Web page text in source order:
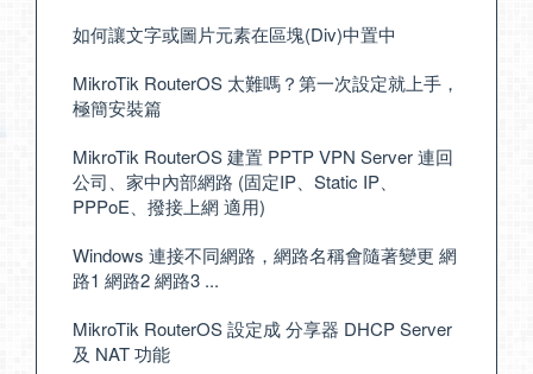
如何讓文字或圖片元素在區塊(Div)中置中
MikroTik RouterOS 太難嗎？第一次設定就上手，
極簡安裝篇
MikroTik RouterOS 建置 PPTP VPN Server 連回
公司、家中內部網路 (固定IP、Static IP、
PPPoE、撥接上網 適用)
Windows 連接不同網路，網路名稱會隨著變更 網
路1 網路2 網路3 ...
MikroTik RouterOS 設定成 分享器 DHCP Server
及 NAT 功能